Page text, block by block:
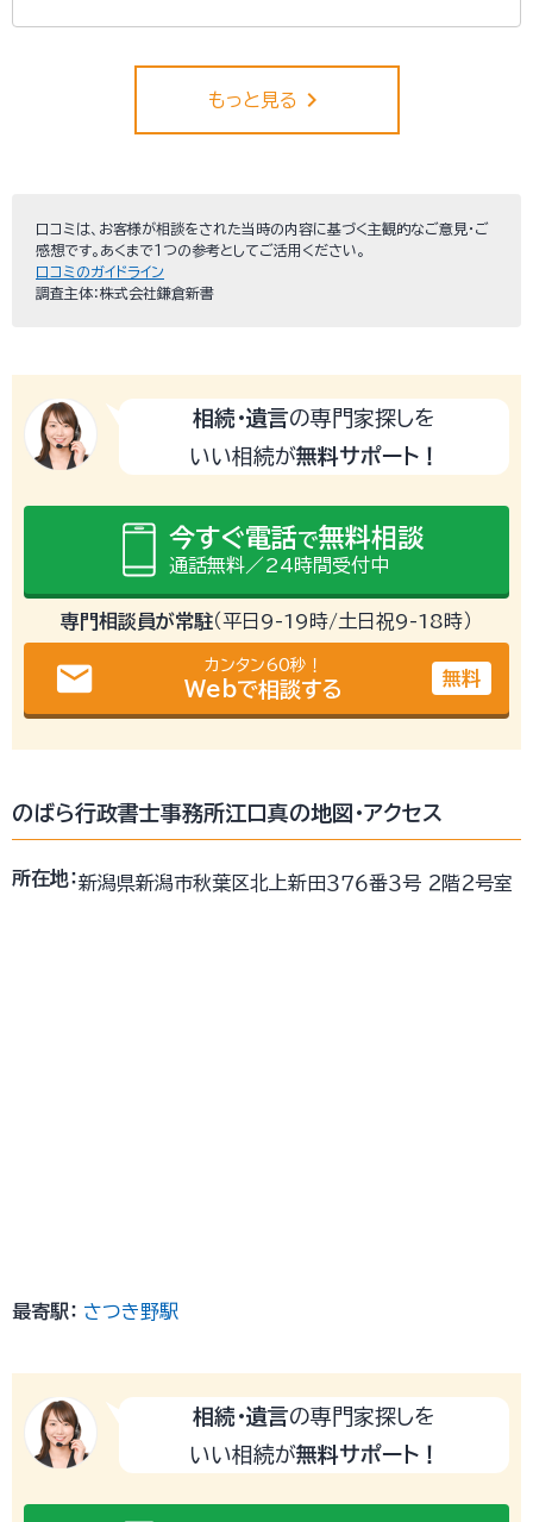
もっと見る keyboard_arrow_right
口コミは、お客様が相談をされた当時の内容に基づく主観的なご意見・ご
感想です。あくまで１つの参考としてご活用ください。
口コミのガイドライン
調査主体：株式会社鎌倉新書
相続・遺言の専門家探しを
いい相続が無料サポート！
今すぐ電話で無料相談
通話無料／24時間受付中
専門相談員が常駐（平日9-19時/土日祝9-18時）
email カンタン60秒！
Webで相談する 無料
のばら行政書士事務所江口真の地図・アクセス
所在地：新潟県新潟市秋葉区北上新田３７６番３号 ２階２号室
最寄駅： さつき野駅
相続・遺言の専門家探しを
いい相続が無料サポート！